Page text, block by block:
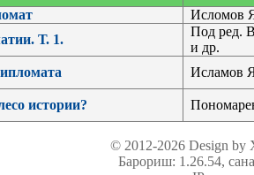
Исломов
Т. 1.
Под ред.
и др.
Исламов
истории?
© 2012-2026 Design
Барориш: 1.26.54,